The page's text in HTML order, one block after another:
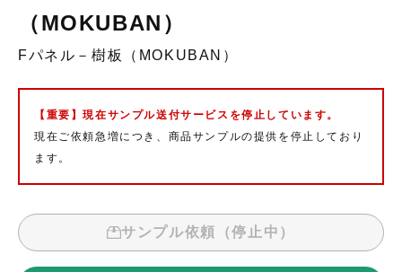
（MOKUBAN）
Fパネル－樹板（MOKUBAN）
【重要】現在サンプル送付サービスを停止しています。
現在ご依頼急増につき、商品サンプルの提供を停止しており
ます。
サンプル依頼（停止中）